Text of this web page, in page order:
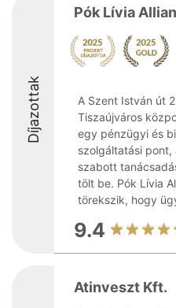
Díjazottak
Pók Lívia
A Szent István út
Tiszaújváros
egy pénzügyi és
szolgáltatási pont,
szabott
tölt be. Pók Lívia
törekszik, hogy
9.4
Atinveszt Kft.